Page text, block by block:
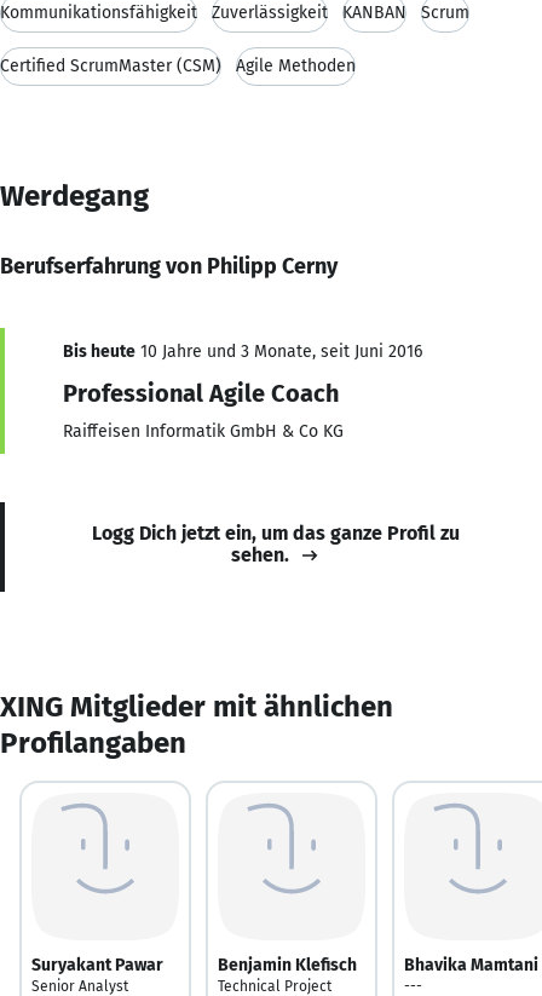
Kommunikationsfähigkeit Zuverlässigkeit KANBAN Scrum
Certified ScrumMaster (CSM) Agile Methoden
Werdegang
Berufserfahrung von Philipp Cerny
Bis heute 10 Jahre und 3 Monate, seit Juni 2016
Professional Agile Coach
Raiffeisen Informatik GmbH & Co KG
Logg Dich jetzt ein, um das ganze Profil zu
sehen.
XING Mitglieder mit ähnlichen
Profilangaben
Suryakant Pawar
Senior Analyst
Benjamin Klefisch
Technical Project
Bhavika Mamtani
---